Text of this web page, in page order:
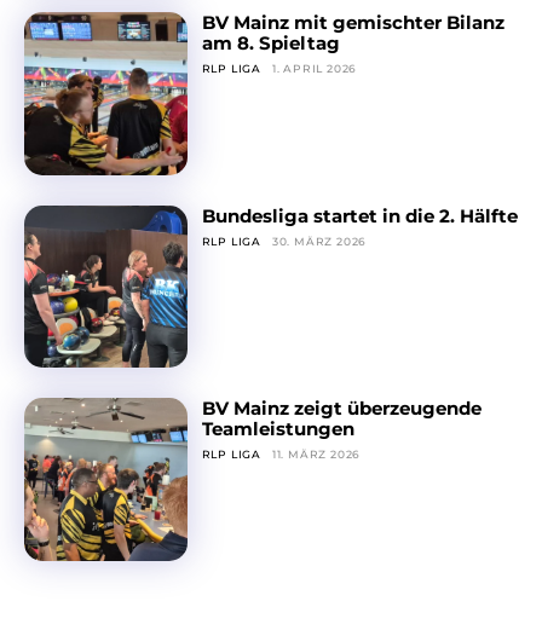
BV Mainz mit gemischter Bilanz
am 8. Spieltag
RLP LIGA 1. APRIL 2026
Bundesliga startet in die 2. Hälfte
RLP LIGA 30. MÄRZ 2026
BV Mainz zeigt überzeugende
Teamleistungen
RLP LIGA 11. MÄRZ 2026